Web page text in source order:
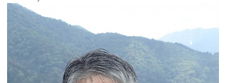
more